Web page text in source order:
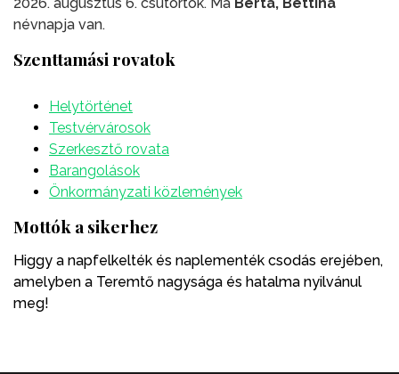
névnapja van.
Szenttamási rovatok
Helytörténet
Testvérvárosok
Szerkesztő rovata
Barangolások
Önkormányzati közlemények
Mottók a sikerhez
Higgy a napfelkelték és naplementék csodás erejében,
amelyben a Teremtő nagysága és hatalma nyilvánul
meg!